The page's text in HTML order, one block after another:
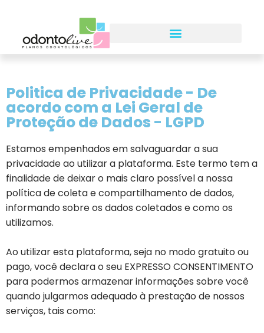
Politica de Privacidade - De
acordo com a Lei Geral de
Proteção de Dados - LGPD
Estamos empenhados em salvaguardar a sua
privacidade ao utilizar a plataforma. Este termo tem a
finalidade de deixar o mais claro possível a nossa
política de coleta e compartilhamento de dados,
informando sobre os dados coletados e como os
utilizamos.
Ao utilizar esta plataforma, seja no modo gratuito ou
pago, você declara o seu EXPRESSO CONSENTIMENTO
para podermos armazenar informações sobre você
quando julgarmos adequado à prestação de nossos
serviços, tais como: